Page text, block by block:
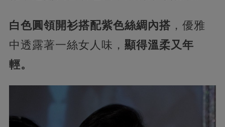
白色圓領開衫搭配紫色絲綢內搭 ，優雅
中透露著一絲女人味， 顯得溫柔又年
輕。